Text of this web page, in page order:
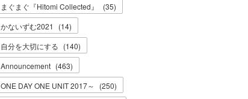
まぐまぐ『Hitomi Collected』
(35)
かないずむ2021
(14)
自分を大切にする (140)
Announcement (463)
ONE DAY ONE UNIT 2017～
(250)